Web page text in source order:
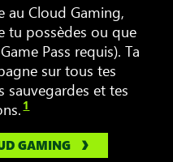
au Cloud Gaming,
tu possèdes ou que
Pass requis). Ta
sur tous tes
sauvegardes et tes
1
GAMING